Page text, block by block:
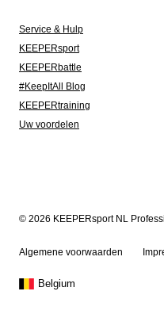
Service & Hulp
KEEPERsport
KEEPERbattle
#KeepItAll Blog
KEEPERtraining
Uw voordelen
© 2026 KEEPERsport NL
Algemene voorwaarden
Belgium